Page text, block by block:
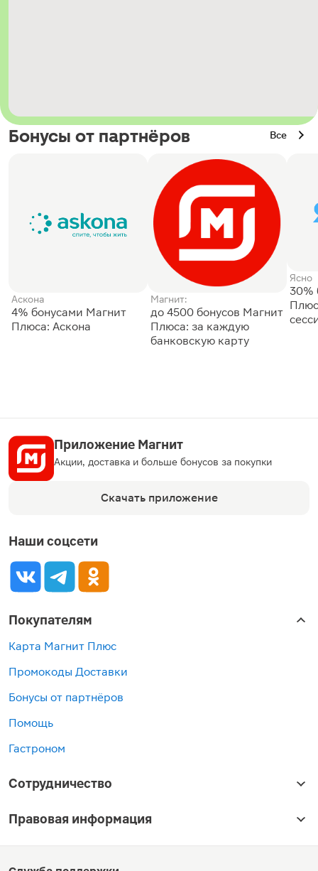
Бонусы от партнёров Все
Аскона
4% бонусами Магнит
Плюса: Аскона
Магнит:
до 4500 бонусов Магнит
Плюса: за каждую
банковскую карту
Ясно
30%
Приложение Магнит
Акции, доставка и больше бонусов за покупки
Скачать приложение
Наши соцсети
Покупателям
Карта Магнит Плюс
Промокоды Доставки
Бонусы от партнёров
Помощь
Гастроном
Сотрудничество
Правовая информация